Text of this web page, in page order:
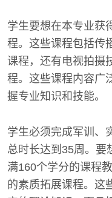
学生要想在本专业获
程。这些课程包括传
课程，还有电视拍摄
程。这些课程内容广
握专业知识和技能。
学生必须完成军训、
总时长达到35周。要
满160个学分的课程
的素质拓展课程。这